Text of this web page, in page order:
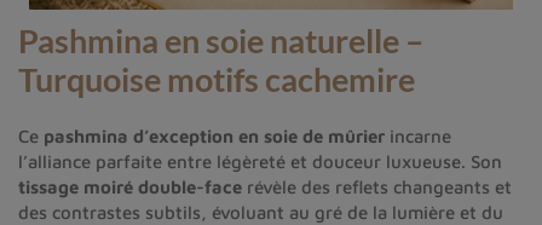
Pashmina en soie naturelle –
Turquoise motifs cachemire
Ce pashmina d’exception en soie de mûrier incarne
l’alliance parfaite entre légèreté et douceur luxueuse. Son
tissage moiré double-face révèle des reflets changeants et
des contrastes subtils, évoluant au gré de la lumière et du